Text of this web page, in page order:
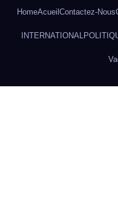
HomeAcueil Contactez-Nous
INTERNATIONAL